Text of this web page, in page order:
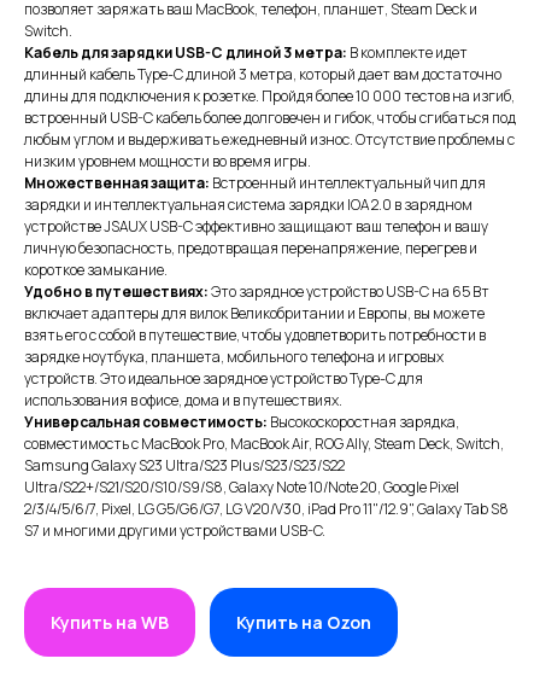
позволяет заряжать ваш MacBook, телефон, планшет, Steam Deck и
Switch.
Кабель для зарядки USB-C длиной 3 метра: В комплекте идет
длинный кабель Type-C длиной 3 метра, который дает вам достаточно
длины для подключения к розетке. Пройдя более 10 000 тестов на изгиб,
встроенный USB-C кабель более долговечен и гибок, чтобы сгибаться под
любым углом и выдерживать ежедневный износ. Отсутствие проблемы с
низким уровнем мощности во время игры.
Множественная защита: Встроенный интеллектуальный чип для
зарядки и интеллектуальная система зарядки IOA 2.0 в зарядном
устройстве JSAUX USB-C эффективно защищают ваш телефон и вашу
личную безопасность, предотвращая перенапряжение, перегрев и
короткое замыкание.
Удобно в путешествиях:Это зарядное устройство USB-C на 65 Вт
включает адаптеры для вилок Великобритании и Европы, вы можете
взять его с собой в путешествие, чтобы удовлетворить потребности в
зарядке ноутбука, планшета, мобильного телефона и игровых
устройств. Это идеальное зарядное устройство Type-C для
использования в офисе, дома и в путешествиях.
Универсальная совместимость: Высокоскоростная зарядка,
совместимость с MacBook Pro, MacBook Air, ROG Ally, Steam Deck, Switch,
Samsung Galaxy S23 Ultra/S23 Plus/S23/S23/S22
Ultra/S22+/S21/S20/S10/S9/S8, Galaxy Note 10/Note 20, Google Pixel
2/3/4/5/6/7, Pixel, LG G5/G6/G7, LG V20/V30, iPad Pro 11"/12.9", Galaxy Tab S8
S7 и многими другими устройствами USB-C.
Купить на WB Купить на Ozon
ИП XRTech
КАТЕГОРИИ